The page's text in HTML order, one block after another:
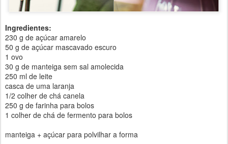
Ingredientes:
230 g de açúcar amarelo
50 g de açúcar mascavado escuro
1 ovo
30 g de manteiga sem sal amolecida
250 ml de leite
casca de uma laranja
1/2 colher de chá canela
250 g de farinha para bolos
1 colher de chá de fermento para bolos
manteiga + açúcar para polvilhar a forma